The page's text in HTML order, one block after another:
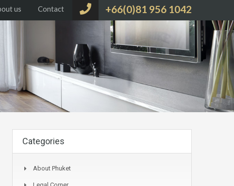
+66(0)81 956 1042
us Contact
Categories
About Phuket